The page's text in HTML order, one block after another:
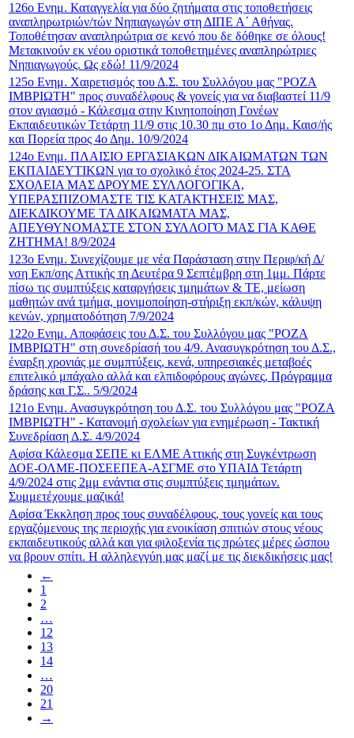
126ο Ενημ. Καταγγελία για δύο ζητήματα στις τοποθετήσεις
αναπληρωτριών/τών Νηπιαγωγών στη ΔΙΠΕ Α΄ Αθήνας.
Τοποθέτησαν αναπληρώτρια σε κενό που δε δόθηκε σε όλους!
Μετακινούν εκ νέου οριστικά τοποθετημένες αναπληρώτριες
Νηπιαγωγούς. Ως εδώ! 11/9/2024
125ο Ενημ. Χαιρετισμός του Δ.Σ. του Συλλόγου μας "ΡΟΖΑ
ΙΜΒΡΙΩΤΗ" προς συναδέλφους & γονείς για να διαβαστεί 11/9
στον αγιασμό - Κάλεσμα στην Κινητοποίηση Γονέων
Εκπαιδευτικών Τετάρτη 11/9 στις 10.30 πμ στο 1ο Δημ. Καισ/ής
και Πορεία προς 4ο Δημ. 10/9/2024
124ο Ενημ. ΠΛΑΙΣΙΟ ΕΡΓΑΣΙΑΚΩΝ ΔΙΚΑΙΩΜΑΤΩΝ ΤΩΝ
ΕΚΠΑΙΔΕΥΤΙΚΩΝ για το σχολικό έτος 2024-25. ΣΤΑ
ΣΧΟΛΕΙΑ ΜΑΣ ΔΡΟΥΜΕ ΣΥΛΛΟΓΟΓΙΚΑ,
ΥΠΕΡΑΣΠΙΖΟΜΑΣΤΕ ΤΙΣ ΚΑΤΑΚΤΗΣΕΙΣ ΜΑΣ,
ΔΙΕΚΔΙΚΟΥΜΕ ΤΑ ΔΙΚΑΙΩΜΑΤΑ ΜΑΣ,
ΑΠΕΥΘΥΝΟΜΑΣΤΕ ΣΤΟΝ ΣΥΛΛΟΓΌ ΜΑΣ ΓΙΑ ΚΑΘΕ
ΖΗΤΗΜΑ! 8/9/2024
123ο Ενημ. Συνεχίζουμε με νέα Παράσταση στην Περιφ/κή Δ/
νση Εκπ/σης Αττικής τη Δευτέρα 9 Σεπτέμβρη στη 1μμ. Πάρτε
πίσω τις συμπτύξεις καταργήσεις τμημάτων & ΤΕ, μείωση
μαθητών ανά τμήμα, μονιμοποίηση-στήριξη εκπ/κών, κάλυψη
κενών, χρηματοδότηση 7/9/2024
122ο Ενημ. Αποφάσεις του Δ.Σ. του Συλλόγου μας "ΡΟΖΑ
ΙΜΒΡΙΩΤΗ" στη συνεδρίασή του 4/9. Ανασυγκρότηση του Δ.Σ.,
έναρξη χρονιάς με συμπτύξεις, κενά, υπηρεσιακές μεταβοές
επιτελικό μπάχαλο αλλά και ελπιδοφόρους αγώνες, Πρόγραμμα
δράσης και Γ.Σ.. 5/9/2024
121ο Ενημ. Ανασυγκρότηση του Δ.Σ. του Συλλόγου μας "ΡΟΖΑ
ΙΜΒΡΙΩΤΗ" - Κατανομή σχολείων για ενημέρωση - Τακτική
Συνεδρίαση Δ.Σ. 4/9/2024
Αφίσα Κάλεσμα ΣΕΠΕ κι ΕΛΜΕ Αττικής στη Συγκέντρωση
ΔΟΕ-ΟΛΜΕ-ΠΟΣΕΕΠΕΑ-ΑΣΓΜΕ στο ΥΠΑΙΔ Τετάρτη
4/9/2024 στις 2μμ ενάντια στις συμπτύξεις τμημάτων.
Συμμετέχουμε μαζικά!
Αφίσα Έκκληση προς τους συναδέλφους, τους γονείς και τους
εργαζόμενους της περιοχής για ενοικίαση σπιτιών στους νέους
εκπαιδευτικούς αλλά και για φιλοξενία τις πρώτες μέρες ώσπου
να βρουν σπίτι. Η αλληλεγγύη μας μαζί με τις διεκδικήσεις μας!
←
1
2
…
12
13
14
…
20
21
→